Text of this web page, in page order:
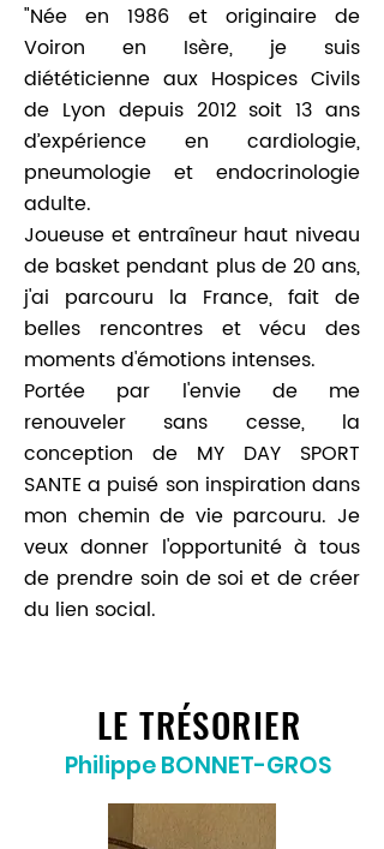
"Née en 1986 et originaire de
Voiron en Isère, je suis
diététicienne aux Hospices Civils
de Lyon depuis 2012 soit 13 ans
d’expérience en cardiologie,
pneumologie et endocrinologie
adulte.
Joueuse et entraîneur haut niveau
de basket pendant plus de 20 ans,
j'ai parcouru la France, fait de
belles rencontres et vécu des
moments d'émotions intenses.
Portée par l'envie de me
renouveler sans cesse, la
conception de MY DAY SPORT
SANTE a puisé son inspiration dans
mon chemin de vie parcouru. Je
veux donner l'opportunité à tous
de prendre soin de soi et de créer
du lien social.
LE TRÉSORIER
Philippe BONNET-GROS